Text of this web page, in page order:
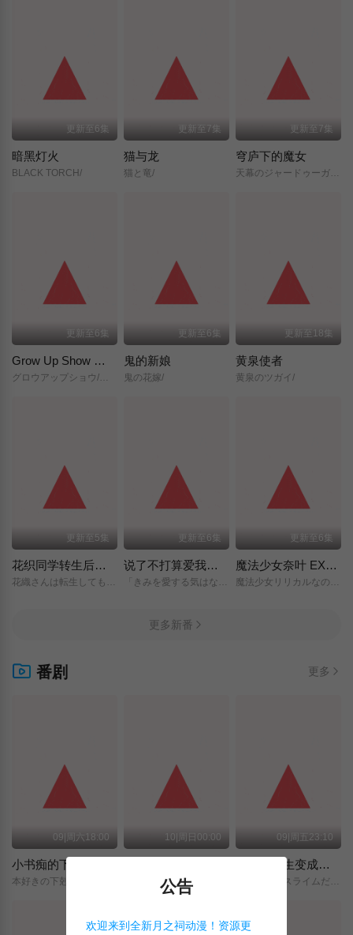
更新至6集
暗黑灯火
BLACK TORCH/
更新至7集
猫与龙
猫と竜/
更新至7集
穹庐下的魔女
天幕のジャードゥーガル/
更新至6集
Grow Up Show ～向日葵马戏团～
グロウアップショウ/～ひまわりのサーカス団～/
更新至6集
鬼的新娘
鬼の花嫁/
更新至18集
黄泉使者
黄泉のツガイ/
更新至5集
花织同学转生后还是想干架
花織さんは転生しても喧嘩がしたい/
更新至6集
说了不打算爱我的公爵继承人，不知为何对我宠爱有加
「きみを愛する気はない」と言った次期公爵様がなぜか溺愛してきます/
更新至6集
魔法少女奈叶 EXCEEDS Gun Blaze Vengeance
魔法少女リリカルなのは/EXCEEDS/Gun/Blaze/Vengeance/
更多新番
番剧 更多
09|周六18:00 10|周日00:00 09|周五23:10
关于我转生变成史莱姆这档事 第四季
転生したらスライムだった件/第4期/
公告
欢迎来到全新月之祠动漫！资源更